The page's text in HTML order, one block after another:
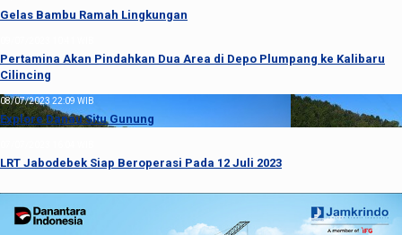
Gelas Bambu Ramah Lingkungan
Pertamina Akan Pindahkan Dua Area di Depo Plumpang ke Kalibaru
Cilincing
08/07/2023 22:09 WIB
Explore Danau Situ Gunung
LRT Jabodebek Siap Beroperasi Pada 12 Juli 2023